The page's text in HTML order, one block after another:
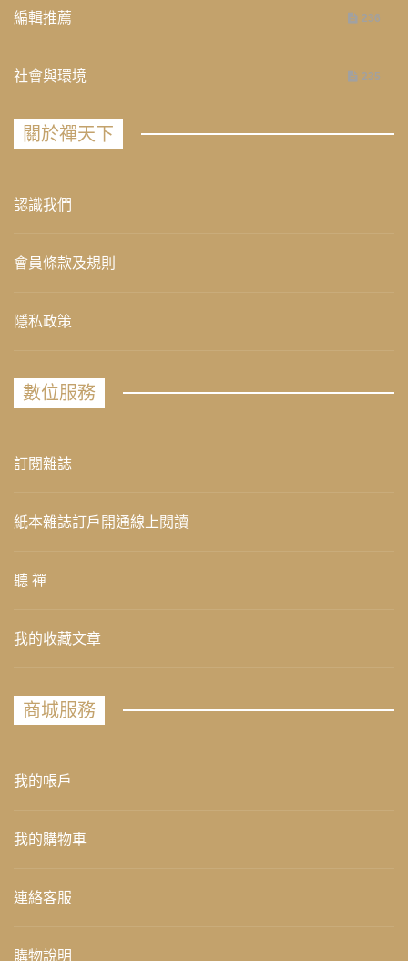
編輯推薦 236
社會與環境 235
關於禪天下
認識我們
會員條款及規則
隱私政策
數位服務
訂閱雜誌
紙本雜誌訂戶開通線上閱讀
聽 禪
我的收藏文章
商城服務
我的帳戶
我的購物車
連絡客服
購物說明